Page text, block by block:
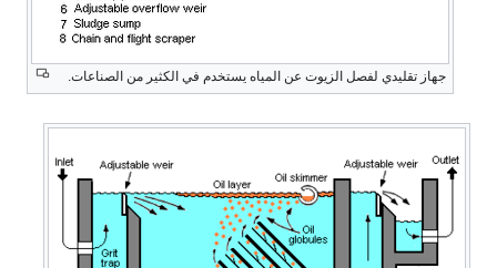
جهاز تقليدي لفصل الزيوت عن المياه يستخدم في الكثير من الصناعات.